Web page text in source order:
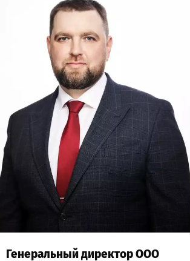
Генеральный директор ООО